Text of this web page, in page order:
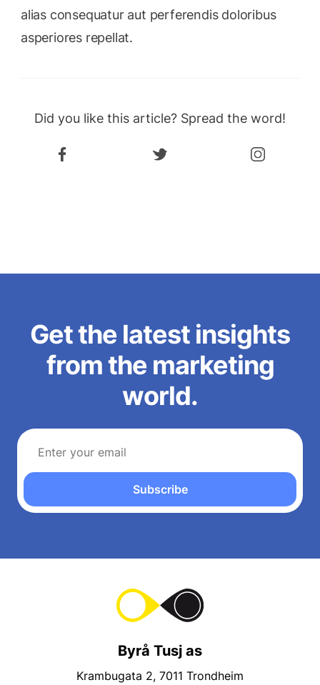
alias consequatur aut perferendis doloribus
asperiores repellat.
Did you like this article? Spread the word!
Get the latest insights
from the marketing
world.
Subscribe
Byrå Tusj as
Krambugata 2, 7011 Trondheim